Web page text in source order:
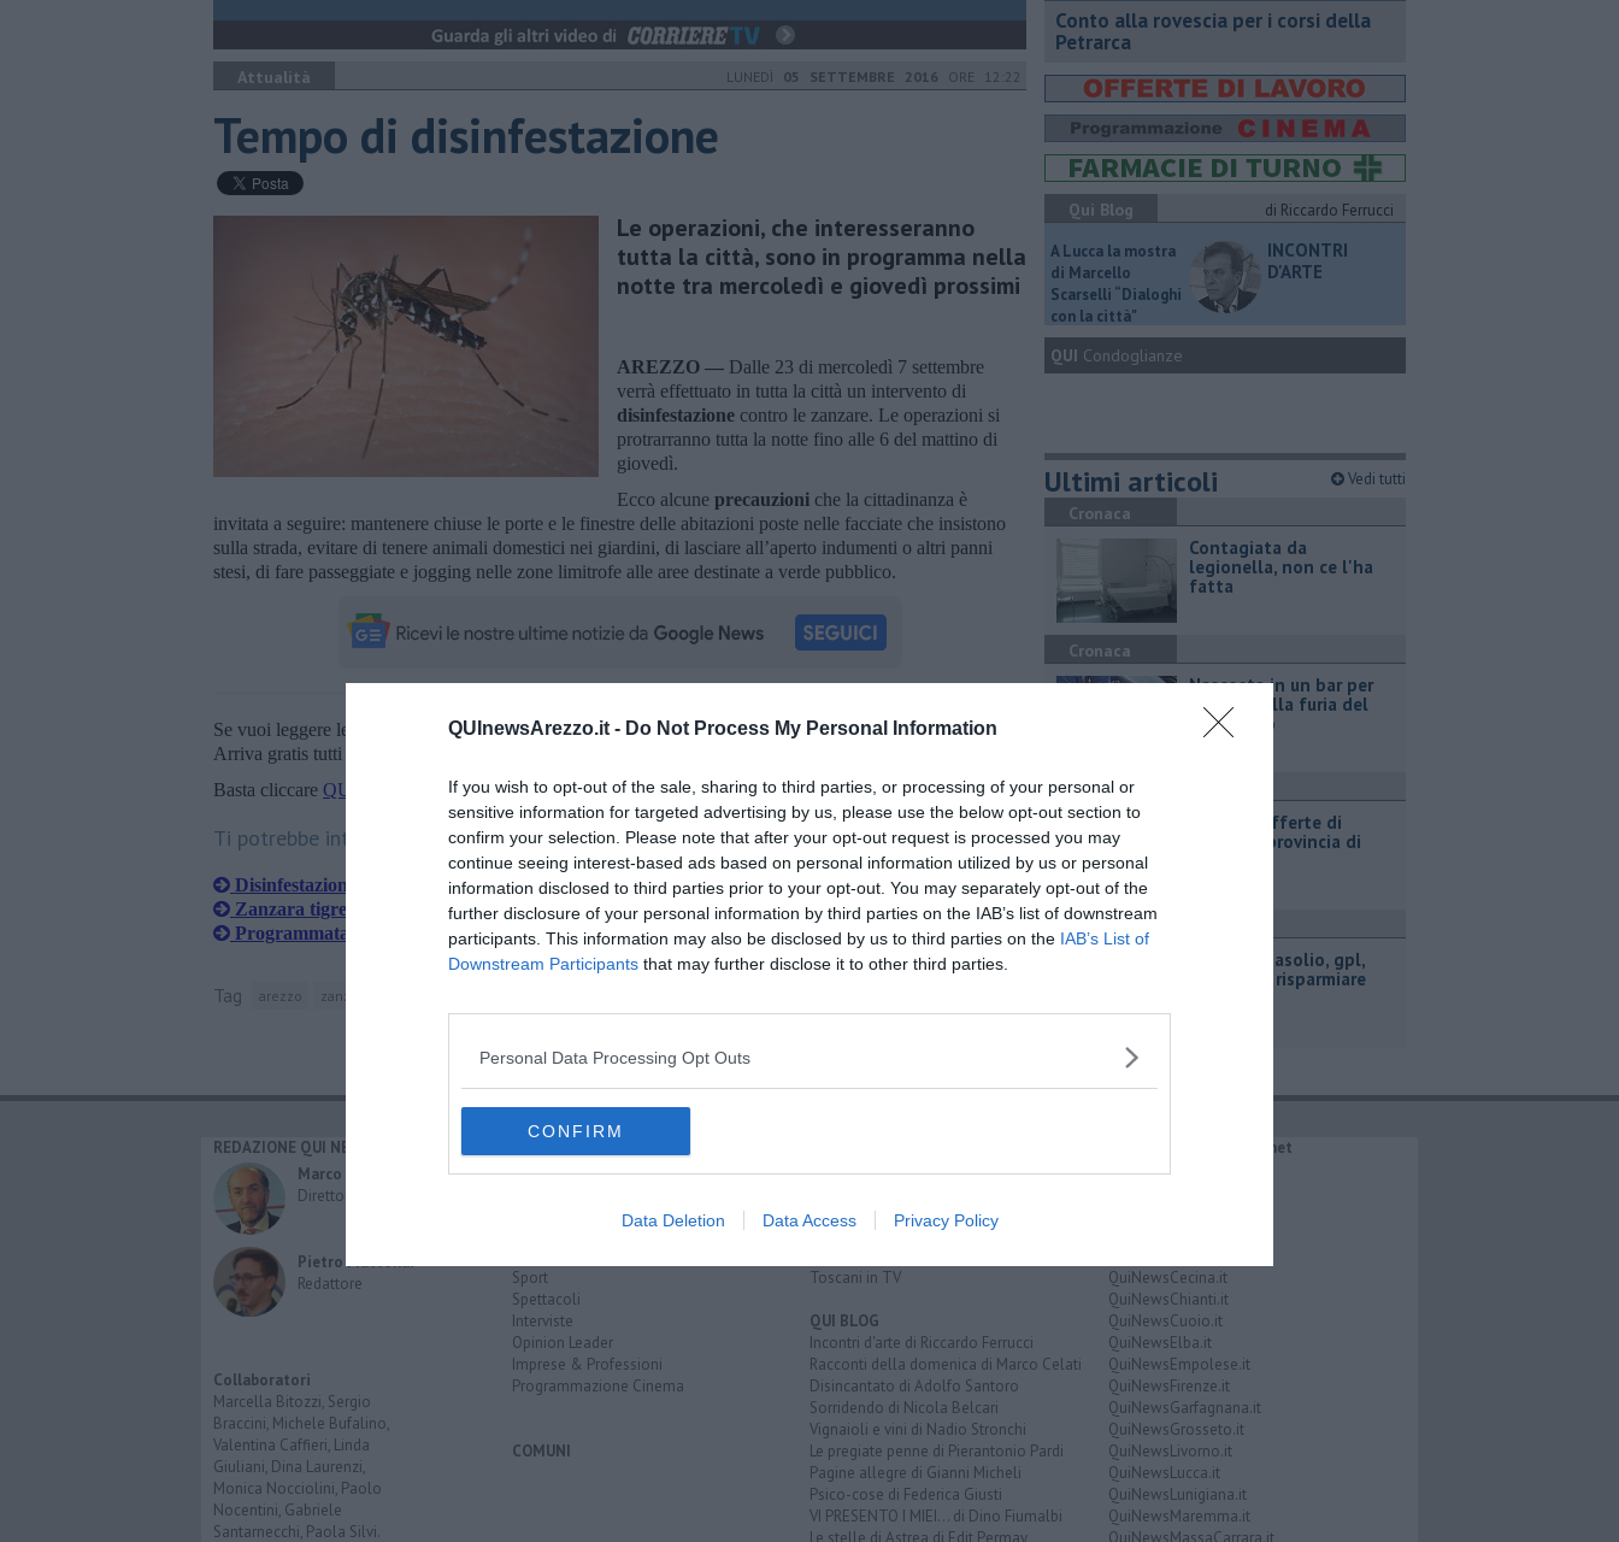
QUInewsArezzo.it - Do Not Process My Personal Information
If you wish to opt-out of the sale, sharing to third parties, or processing of your personal or
sensitive information for targeted advertising by us, please use the below opt-out section to
confirm your selection. Please note that after your opt-out request is processed you may
continue seeing interest-based ads based on personal information utilized by us or personal
information disclosed to third parties prior to your opt-out. You may separately opt-out of the
further disclosure of your personal information by third parties on the IAB’s list of downstream
participants. This information may also be disclosed by us to third parties on the IAB’s List of
Downstream Participants that may further disclose it to other third parties.
Personal Data Processing Opt Outs
CONFIRM
Data Deletion Data Access Privacy Policy
Attualità LUNEDÌ 05 SETTEMBRE 2016 ORE 12:22
Tempo di disinfestazione
Le operazioni, che interesseranno
tutta la città, sono in programma nella
notte tra mercoledì e giovedì prossimi
AREZZO — Dalle 23 di mercoledì 7 settembre
verrà effettuato in tutta la città un intervento di
disinfestazione contro le zanzare. Le operazioni si
protrarranno tutta la notte fino alle 6 del mattino di
giovedì.
Ecco alcune precauzioni che la cittadinanza è
invitata a seguire: mantenere chiuse le porte e le finestre delle abitazioni poste nelle facciate che insistono
sulla strada, evitare di tenere animali domestici nei giardini, di lasciare all’aperto indumenti o altri panni
stesi, di fare passeggiate e jogging nelle zone limitrofe alle aree destinate a verde pubblico.
Se vuoi leggere le notizie principali della Toscana iscriviti allaNewsletter QUInews - ToscanaMedia.
Arriva gratis tutti i giorni alle 20:00 direttamente nella tua casella di posta.
Basta cliccare QUI
Ti potrebbe interessare anche:
Disinfestazione zanzare
Zanzara tigre, assalto nell'Aretino
Programmata disinfestazione
Tag arezzo zanzare
​Conto alla rovescia per i corsi della
Petrarca
Qui Blog
di Riccardo Ferrucci
A Lucca la mostra
di Marcello
Scarselli “Dialoghi
con la città"
INCONTRI
D'ARTE
QUI Condoglianze
Ultimi articoli Vedi tutti
Cronaca
Contagiata da
legionella, non ce l'ha
fatta
Cronaca
Nascosta in un bar per
sfuggire alla furia del
compagno
Attualità
​Tutte le offerte di
lavoro in provincia di
Attualità
​Benzina, gasolio, gpl,
ecco dove risparmiare
REDAZIONE QUI NEWS
Marco Migli
Direttore Responsabile
Pietro Mattonai
Redattore
Collaboratori
Marcella Bitozzi, Sergio
Braccini, Michele Bufalino,
Valentina Caffieri, Linda
Giuliani, Dina Laurenzi,
Monica Nocciolini, Paolo
Nocentini, Gabriele
Santarnecchi, Paola Silvi.
Cronaca
Sport
Spettacoli
Interviste
Opinion Leader
Imprese & Professioni
Programmazione Cinema
COMUNI
Le notizie di oggi
Più Letti del mese
Archivio Notizie
Toscani in TV
QUI BLOG
Incontri d'arte di Riccardo Ferrucci
Racconti della domenica di Marco Celati
Disincantato di Adolfo Santoro
Sorridendo di Nicola Belcari
Vignaioli e vini di Nadio Stronchi
Le pregiate penne di Pierantonio Pardi
Pagine allegre di Gianni Micheli
Psico-cose di Federica Giusti
VI PRESENTO I MIEI... di Dino Fiumalbi
Le stelle di Astrea di Edit Permay
IL NETWORK QuiNews.net
QuiNewsAbetone.it
QuiNewsCecina.it
QuiNewsChianti.it
QuiNewsCuoio.it
QuiNewsElba.it
QuiNewsEmpolese.it
QuiNewsFirenze.it
QuiNewsGarfagnana.it
QuiNewsGrosseto.it
QuiNewsLivorno.it
QuiNewsLucca.it
QuiNewsLunigiana.it
QuiNewsMaremma.it
QuiNewsMassaCarrara.it